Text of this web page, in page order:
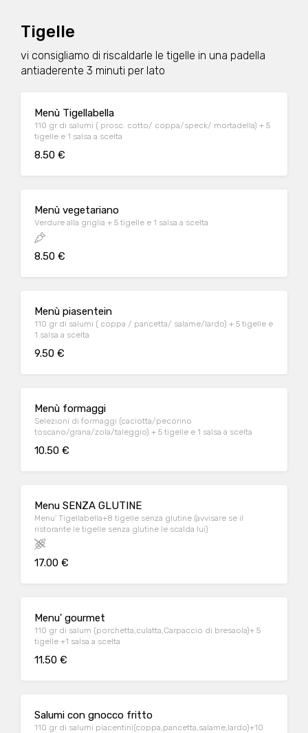
Tigelle
vi consigliamo di riscaldarle le tigelle in una padella
antiaderente 3 minuti per lato
Menù Tigellabella
110 gr di salumi ( prosc. cotto/ coppa/speck/ mortadella) + 5
tigelle e 1 salsa a scelta
8.50 €
Menù vegetariano
Verdure alla griglia + 5 tigelle e 1 salsa a scelta
8.50 €
Menù piasentein
110 gr di salumi ( coppa / pancetta/ salame/lardo) + 5 tigelle e
1 salsa a scelta
9.50 €
Menù formaggi
Selezioni di formaggi (caciotta/pecorino
toscano/grana/zola/taleggio) + 5 tigelle e 1 salsa a scelta
10.50 €
Menu SENZA GLUTINE
Menu' Tigellabella+8 tigelle senza glutine (avvisare se il
ristorante le tigelle senza glutine le scalda lui)
17.00 €
Menu' gourmet
110 gr di salum (porchetta,culatta,Carpaccio di bresaola)+ 5
tigelle +1 salsa a scelta
11.50 €
Salumi con gnocco fritto
110 gr di salumi piacentini(coppa,pancetta,salame,lardo)+10